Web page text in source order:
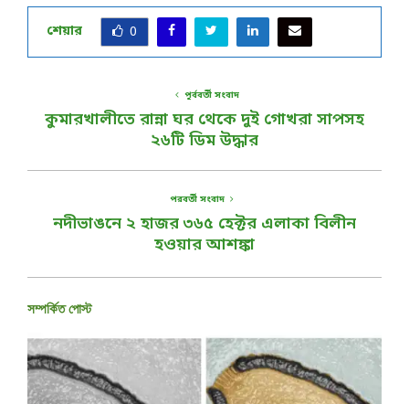
শেয়ার 0
পূর্ববর্তী সংবাদ
কুমারখালীতে রান্না ঘর থেকে দুই গোখরা সাপসহ
২৬টি ডিম উদ্ধার
পরবর্তী সংবাদ
নদীভাঙনে ২ হাজর ৩৬৫ হেক্টর এলাকা বিলীন
হওয়ার আশঙ্কা
সম্পর্কিত পোস্ট